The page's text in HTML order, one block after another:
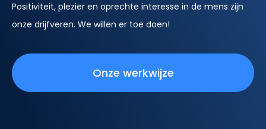
Positiviteit, plezier en oprechte interesse in de mens zijn
onze drijfveren. We willen er toe doen!
Onze werkwijze